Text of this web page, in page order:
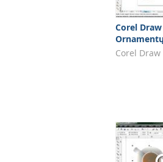
Corel Draw
Corel Draw